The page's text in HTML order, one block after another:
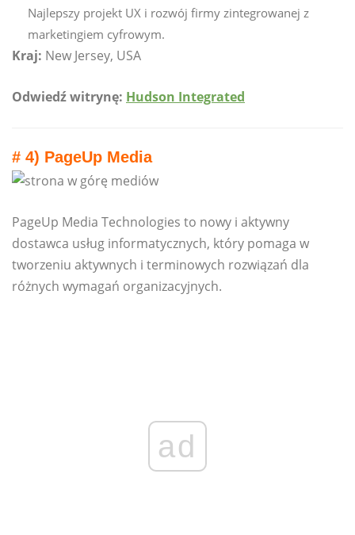
Najlepszy projekt UX i rozwój firmy zintegrowanej z
marketingiem cyfrowym.
Kraj: New Jersey, USA
Odwiedź witrynę: Hudson Integrated
# 4) PageUp Media
PageUp Media Technologies to nowy i aktywny
dostawca usług informatycznych, który pomaga w
tworzeniu aktywnych i terminowych rozwiązań dla
różnych wymagań organizacyjnych.
ad